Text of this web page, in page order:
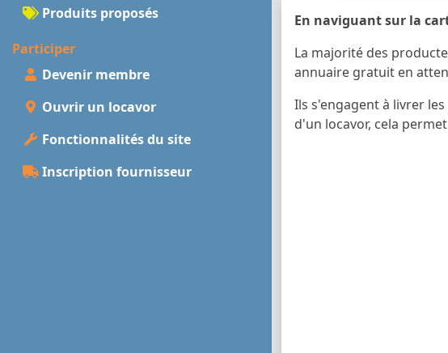
Produits proposés
Participer
Devenir membre
Ouvrir un locavor
Fonctionnalités du site
Inscription fournisseur
En naviguant sur la
La majorité des
annuaire gratuit en
Ils s'engagent à livrer
d'un locavor, cela